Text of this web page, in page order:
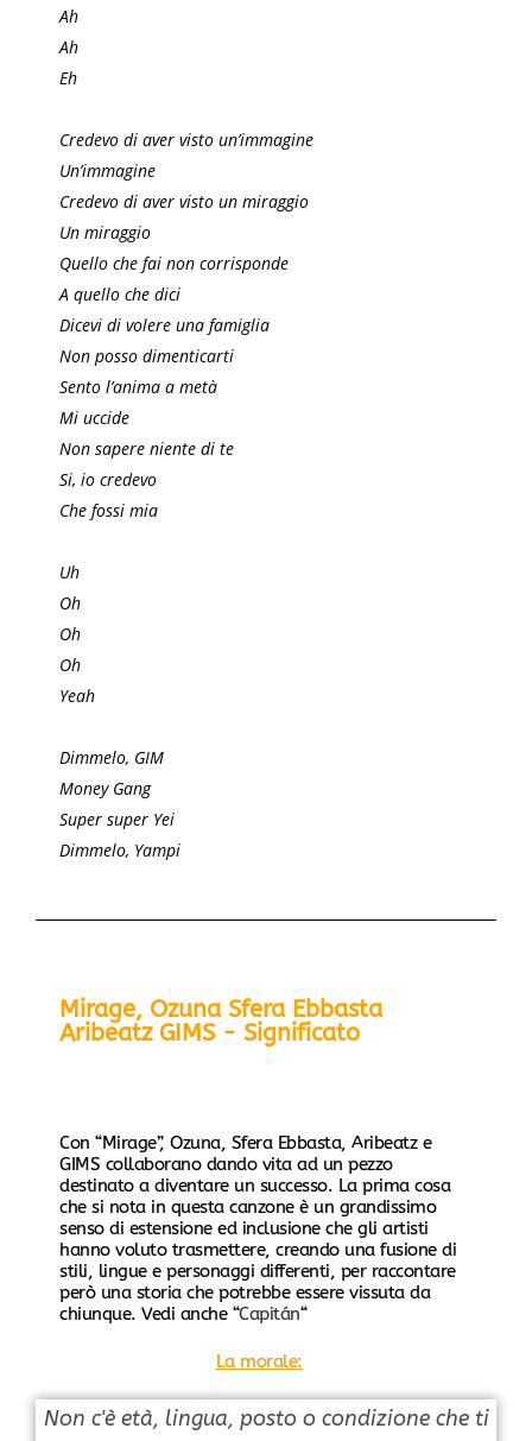
Ah
Ah
Eh
Credevo di aver visto un’immagine
Un’immagine
Credevo di aver visto un miraggio
Un miraggio
Quello che fai non corrisponde
A quello che dici
Dicevi di volere una famiglia
Non posso dimenticarti
Sento l’anima a metà
Mi uccide
Non sapere niente di te
Si, io credevo
Che fossi mia
Uh
Oh
Oh
Oh
Yeah
Dimmelo, GIM
Money Gang
Super super Yei
Dimmelo, Yampi
Mirage, Ozuna Sfera Ebbasta
Aribeatz GIMS - Significato
Con “Mirage”, Ozuna, Sfera Ebbasta, Aribeatz e
GIMS collaborano dando vita ad un pezzo
destinato a diventare un successo. La prima cosa
che si nota in questa canzone è un grandissimo
senso di estensione ed inclusione che gli artisti
hanno voluto trasmettere, creando una fusione di
stili, lingue e personaggi differenti, per raccontare
però una storia che potrebbe essere vissuta da
chiunque. Vedi anche “Capitán“
La morale:
Non c'è età, lingua, posto o condizione che ti